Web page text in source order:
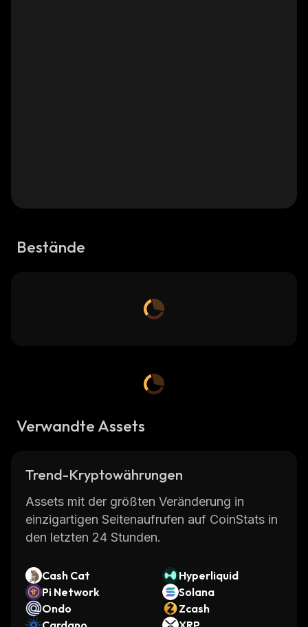
Bestände
Verwandte Assets
Trend-Kryptowährungen
Assets mit der größten Veränderung in
einzigartigen Seitenaufrufen auf CoinStats in
den letzten 24 Stunden.
Cash Cat
Hyperliquid
Pi Network
Solana
Ondo
Zcash